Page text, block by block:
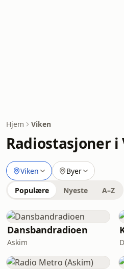
Hjem Viken
Radiostasjoner i
Viken Byer
Populære Nyeste A–Z
Dansbandradioen
Askim